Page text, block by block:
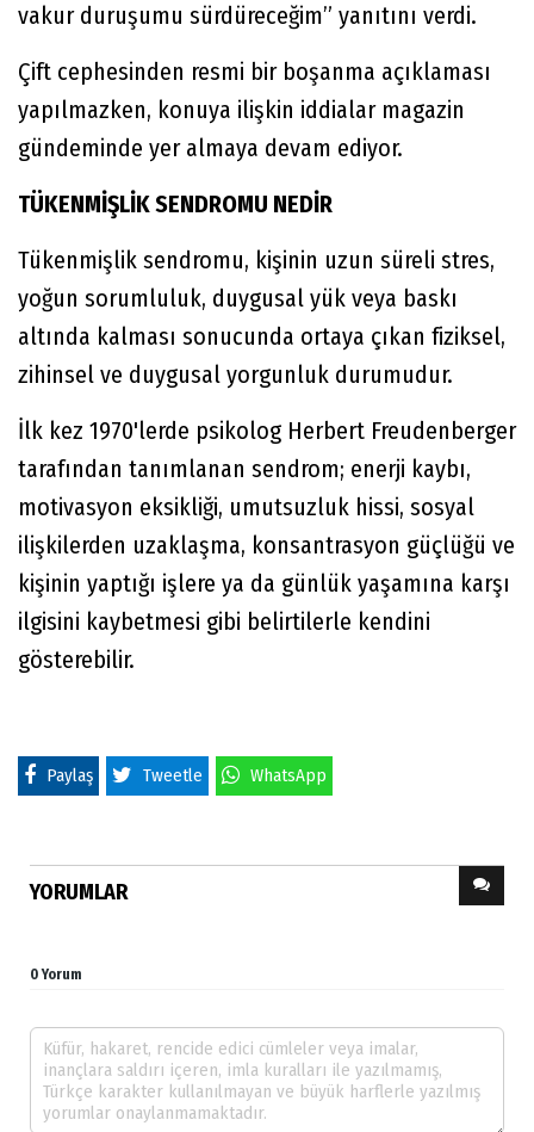
vakur duruşumu sürdüreceğim” yanıtını verdi.
Çift cephesinden resmi bir boşanma açıklaması
yapılmazken, konuya ilişkin iddialar magazin
gündeminde yer almaya devam ediyor.
TÜKENMİŞLİK SENDROMU NEDİR
Tükenmişlik sendromu, kişinin uzun süreli stres,
yoğun sorumluluk, duygusal yük veya baskı
altında kalması sonucunda ortaya çıkan fiziksel,
zihinsel ve duygusal yorgunluk durumudur.
İlk kez 1970'lerde psikolog Herbert Freudenberger
tarafından tanımlanan sendrom; enerji kaybı,
motivasyon eksikliği, umutsuzluk hissi, sosyal
ilişkilerden uzaklaşma, konsantrasyon güçlüğü ve
kişinin yaptığı işlere ya da günlük yaşamına karşı
ilgisini kaybetmesi gibi belirtilerle kendini
gösterebilir.
Paylaş Tweetle WhatsApp
YORUMLAR
0 Yorum